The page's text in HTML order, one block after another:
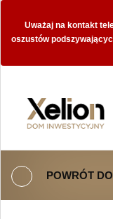
Uważaj na kontakt
oszustów
POWRÓT